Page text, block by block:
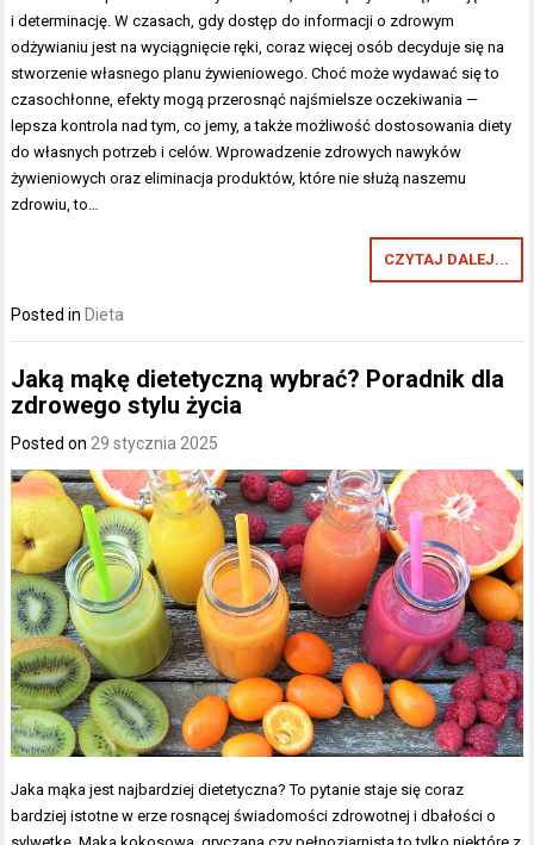
i determinację. W czasach, gdy dostęp do informacji o zdrowym
odżywianiu jest na wyciągnięcie ręki, coraz więcej osób decyduje się na
stworzenie własnego planu żywieniowego. Choć może wydawać się to
czasochłonne, efekty mogą przerosnąć najśmielsze oczekiwania —
lepsza kontrola nad tym, co jemy, a także możliwość dostosowania diety
do własnych potrzeb i celów. Wprowadzenie zdrowych nawyków
żywieniowych oraz eliminacja produktów, które nie służą naszemu
zdrowiu, to…
CZYTAJ DALEJ...
Posted in Dieta
Jaką mąkę dietetyczną wybrać? Poradnik dla
zdrowego stylu życia
Posted on 29 stycznia 2025
Jaka mąka jest najbardziej dietetyczna? To pytanie staje się coraz
bardziej istotne w erze rosnącej świadomości zdrowotnej i dbałości o